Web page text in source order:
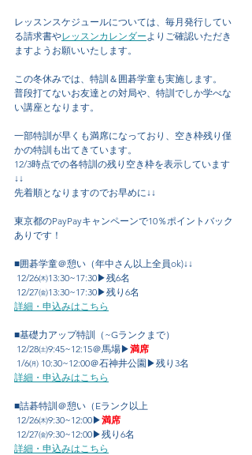
レッスンスケジュールについては、毎月発行してい
る請求書やレッスンカレンダーよりご確認いただき
ますようお願いいたします。
この冬休みでは、特訓＆囲碁学童も実施します。
普段打てないお友達との対局や、特訓でしか学べな
い講座となります。
一部特訓が早くも満席になっており、空き枠残り僅
かの特訓も出てきています。
12/3時点での各特訓の残り空き枠を表示しています
↓↓
先着順となりますのでお早めに↓↓
東京都のPayPayキャンペーンで10％ポイントバック
ありです！
■囲碁学童＠憩い（年中さん以上全員ok)↓↓
12/26㈭13:30~17:30▶残6名
12/27㈮13:30~17:30▶残り6名
詳細・申込みはこちら
■基礎力アップ特訓（~Gランクまで）
12/28㈯9:45~12:15＠馬場▶満席
1/6㈪ 10:30~12:00＠石神井公園▶残り3名
詳細・申込みはこちら
■詰碁特訓＠憩い（Eランク以上
12/26㈭9:30~12:00▶満席
12/27㈮9:30~12:00▶残り6名
詳細・申込みはこちら